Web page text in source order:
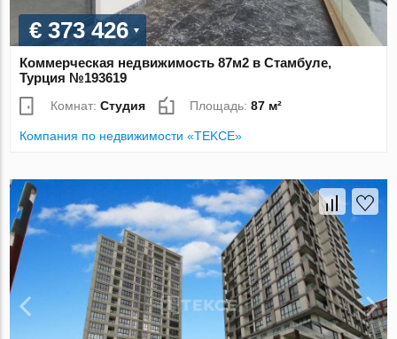
€ 373 426
Коммерческая недвижимость 87м2 в Стамбуле,
Турция №193619
Комнат:Студия Площадь:87 м²
Компания по недвижимости «TEKCE»